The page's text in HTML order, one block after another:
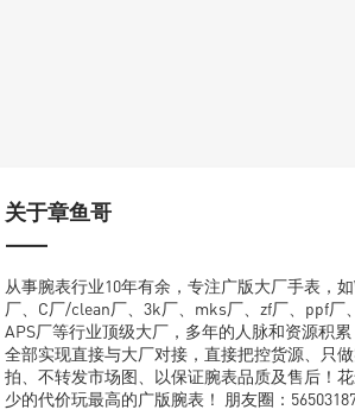
关于章鱼哥
从事腕表行业10年有余，专注广版大厂手表，如
厂、C厂/clean厂、3k厂、mks厂、zf厂、ppf厂、
APS厂等行业顶级大厂，多年的人脉和资源积累
全部实现直接与大厂对接，直接把控货源、只
拍、不转发市场图、以保证腕表品质及售后！
少的代价玩最高的广版腕表！ 朋友圈：